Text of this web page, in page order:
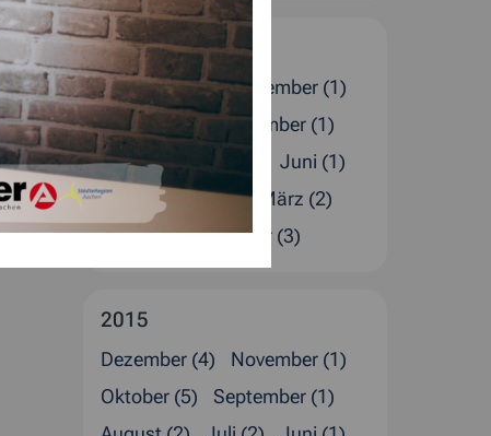
2016
Dezember (5)
November (1)
Oktober (1)
September (1)
August (4)
Juli (2)
Juni (1)
Mai (1)
April (4)
März (2)
Februar (4)
Januar (3)
2015
Dezember (4)
November (1)
Oktober (5)
September (1)